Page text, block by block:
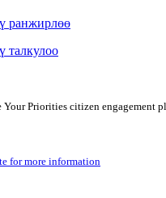
ранжирлөө
Your Priorities citizen
for more information